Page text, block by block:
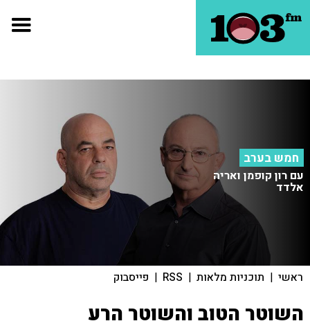
חמש בערב
עם רון קופמן ואריה
אלדד
ראשי | תוכניות מלאות |
RSS
| פייסבוק
השוטר הטוב והשוטר הרע